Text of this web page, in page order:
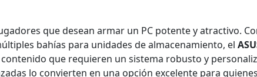
que desean armar un PC potente y atractivo.
bahías para unidades de almacenamiento, el
que requieren un sistema robusto y
lo convierten en una opción excelente para